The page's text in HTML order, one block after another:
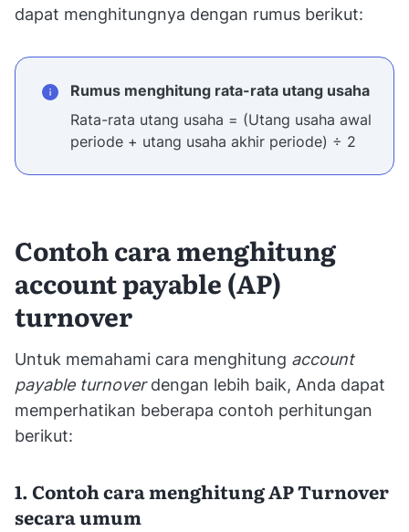
dapat menghitungnya dengan rumus berikut:
Rumus menghitung rata-rata utang usaha
Rata-rata utang usaha = (Utang usaha awal
periode + utang usaha akhir periode) ÷ 2
Contoh cara menghitung
account payable (AP)
turnover
Untuk memahami cara menghitung account
payable turnoverdengan lebih baik, Anda dapat
memperhatikan beberapa contoh perhitungan
berikut:
1. Contoh cara menghitung AP Turnover
secara umum